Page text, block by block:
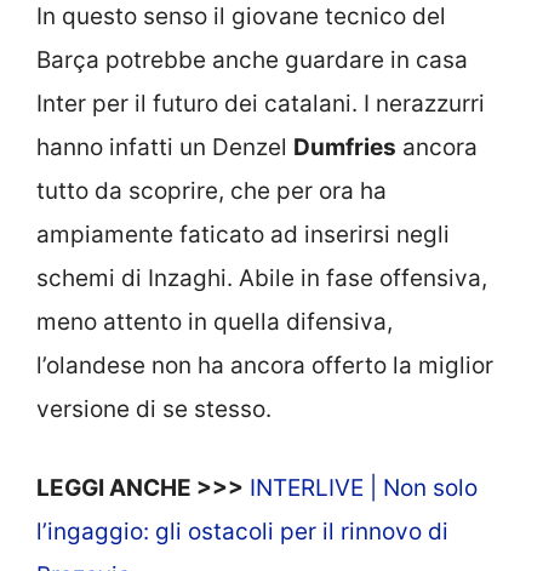
In questo senso il giovane tecnico del
Barça potrebbe anche guardare in casa
Inter per il futuro dei catalani. I nerazzurri
hanno infatti un Denzel Dumfries ancora
tutto da scoprire, che per ora ha
ampiamente faticato ad inserirsi negli
schemi di Inzaghi. Abile in fase offensiva,
meno attento in quella difensiva,
l’olandese non ha ancora offerto la miglior
versione di se stesso.
LEGGI ANCHE >>> INTERLIVE | Non solo
l’ingaggio: gli ostacoli per il rinnovo di